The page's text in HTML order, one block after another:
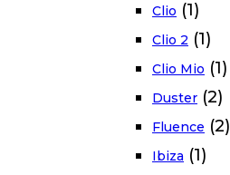
Clio (1)
Clio 2 (1)
Clio Mio (1)
Duster (2)
Fluence (2)
Ibiza (1)